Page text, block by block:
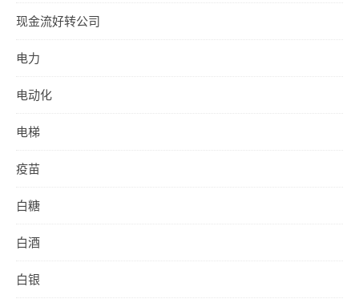
现金流好转公司
电力
电动化
电梯
疫苗
白糖
白酒
白银